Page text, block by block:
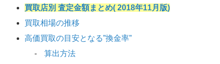
買取店別 査定金額まとめ( 2018年11月版)
買取相場の推移
高価買取の目安となる”換金率”
算出方法